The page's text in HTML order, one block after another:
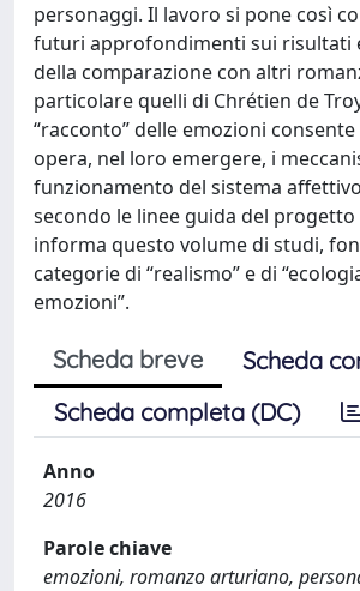
personaggi. Il lavoro si pone così
futuri approfondimenti sui risultati
della comparazione con altri
particolare quelli di Chrétien de
“racconto” delle emozioni
opera, nel loro emergere, i
funzionamento del sistema
secondo le linee guida del
informa questo volume di studi,
categorie di “realismo” e di
emozioni”.
Scheda breve
Scheda
Scheda completa (DC)
Anno
2016
Parole chiave
emozioni, romanzo arturiano,